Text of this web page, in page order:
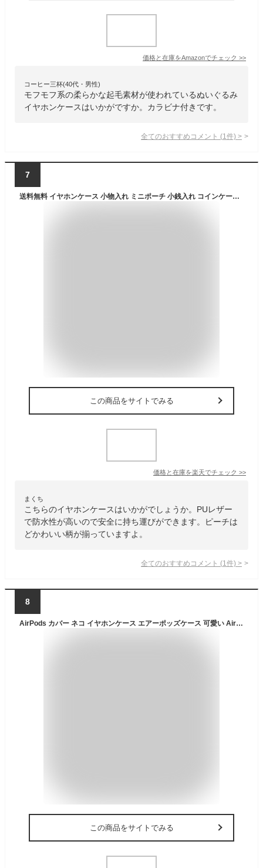
価格と在庫をAmazonでチェック >>
コーヒー三杯(40代・男性)
モフモフ系の柔らかな起毛素材が使われているぬいぐるみ
イヤホンケースはいかがですか。カラビナ付きです。
全てのおすすめコメント (1 件) >
7
送料無料 イヤホンケース 小物入れ ミニポーチ 小銭入れ コインケース PUレザー 防水 スクエア 小型 ストラップ付き 落下防止 可愛い
この商品をサイトでみる
価格と在庫を楽天でチェック >>
まくち
こちらのイヤホンケースはいかがでしょうか。PUレザー
で防水性が高いので安全に持ち運びができます。ピーチは
どかわいい柄が揃っていますよ。
全てのおすすめコメント (1 件) >
8
AirPods カバー ネコ イヤホンケース エアーポッズケース 可愛い AirPods Pro ケース 耐衝撃 保護ケース リング付き 落下防止 収納 送料無料
この商品をサイトでみる